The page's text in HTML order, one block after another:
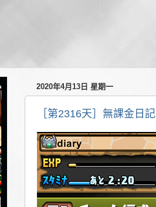
2020年4月13日 星期一
［第2316天］無課金日記